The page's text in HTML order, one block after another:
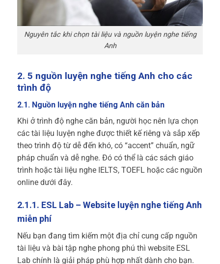
Nguyên tắc khi chọn tài liệu và nguồn luyện nghe tiếng
Anh
2. 5 nguồn luyện nghe tiếng Anh cho các
trình độ
2.1. Nguồn luyện nghe tiếng Anh căn bản
Khi ở trình độ nghe căn bản, người học nên lựa chọn
các tài liệu luyện nghe được thiết kế riêng và sắp xếp
theo trình độ từ dễ đến khó, có “accent” chuẩn, ngữ
pháp chuẩn và dễ nghe. Đó có thể là các sách giáo
trình hoặc tài liệu nghe IELTS, TOEFL hoặc các nguồn
online dưới đây.
2.1.1. ESL Lab – Website luyện nghe tiếng Anh
miễn phí
Nếu bạn đang tìm kiếm một địa chỉ cung cấp nguồn
tài liệu và bài tập nghe phong phú thì website ESL
Lab chính là giải pháp phù hợp nhất dành cho bạn.